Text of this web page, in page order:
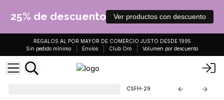
25% de descuento Ver productos con descuento
REGALOS AL POR MAYOR DE COMERCIO JUSTO DESDE 1995
Sin pedido mínimo
Envíos Club Oro Volumen por descuento
CSFH-29